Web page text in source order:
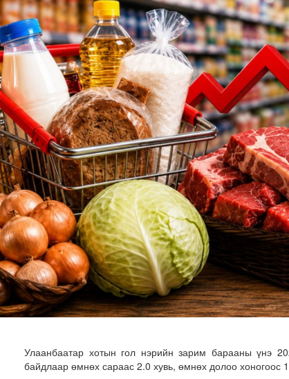
Дундговь аймагт Нарны цахилгаан станц барих ажил
Улаанбаатар хотын гол нэрийн зарим барааны үнэ
байдлаар өмнөх сараас 2.0 хувь, өмнөх долоо хоногоос